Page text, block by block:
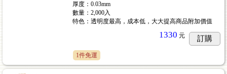
厚度：0.03mm
數量：2,000入
特色：透明度最高，成本低，大大提高商品附加價值
1330 元 訂購
1件免運